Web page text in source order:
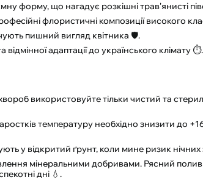
форму, що нагадує розкішні трав'янисті
флористичні композиції високого
пишний вигляд квітника 🛡️.
адаптації до українського клімату ⏱️.
використовуйте тільки чистий та
температуру необхідно знизити до
у відкритий ґрунт, коли мине ризик
мінеральними добривами. Рясний
дні 💧.